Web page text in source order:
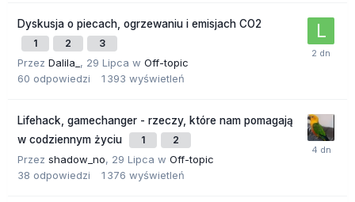
Dyskusja o piecach, ogrzewaniu i emisjach CO2
1 2 3
Przez Dalila_ , 29 Lipca w Off-topic
60 odpowiedzi 1 393 wyświetleń
Lifehack, gamechanger - rzeczy, które nam pomagają
w codziennym życiu
1 2
Przez shadow_no, 29 Lipca w Off-topic
38 odpowiedzi 1 376 wyświetleń